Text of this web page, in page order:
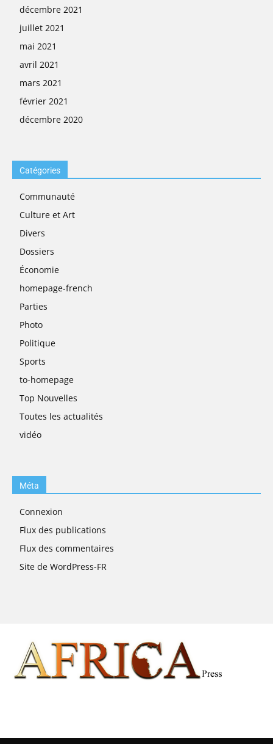
décembre 2021
juillet 2021
mai 2021
avril 2021
mars 2021
février 2021
décembre 2020
Catégories
Communauté
Culture et Art
Divers
Dossiers
Économie
homepage-french
Parties
Photo
Politique
Sports
to-homepage
Top Nouvelles
Toutes les actualités
vidéo
Méta
Connexion
Flux des publications
Flux des commentaires
Site de WordPress-FR